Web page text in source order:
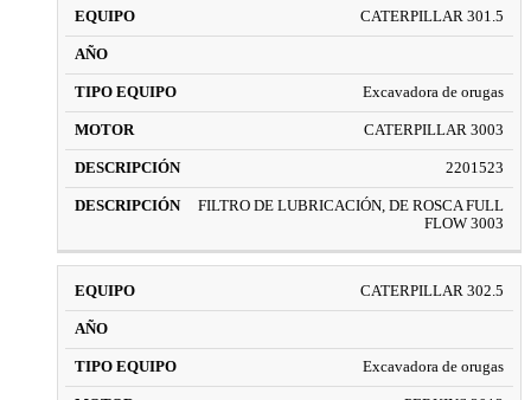
CATERPILLAR 301.5
Excavadora de orugas
CATERPILLAR 3003
2201523
FILTRO DE LUBRICACIÓN, DE ROSCA FULL
FLOW 3003
CATERPILLAR 302.5
Excavadora de orugas